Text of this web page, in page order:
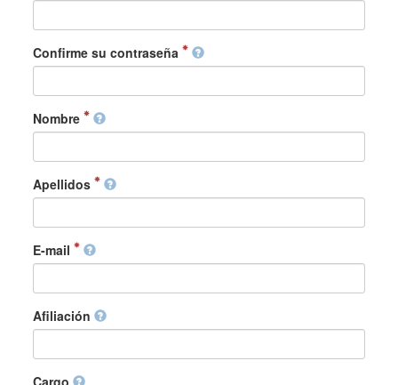
Confirme su contraseña
Nombre
Apellidos
E-mail
Afiliación
Cargo